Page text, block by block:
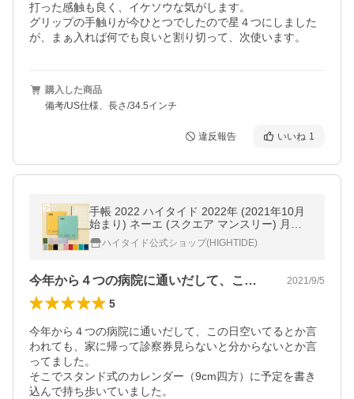
打った感触も良く、イケソウな気がします。
グリップの手触りが今ひとつでしたので星４つにしました
が、まぁ入れば何でも良いと割り切って、次使います。
購入した商品
備考/US仕様、長さ/34.5インチ
違反報告 いいね 1
手帳 2022 ハイタイド 2022年 (2021年10月
始まり) ネーエ (スクエア マンスリー) 月間
スケジュール帳
ハイタイド公式ショップ(HIGHTIDE)
今年から４つの病院に通いだして、この日… 2021/9/5
5
今年から４つの病院に通いだして、この日空いてるとか言
われても、家に帰って診察券見らないと分からないとか言
ってました。
そこでスタンド式のカレンダー（9cm四方）に予定を書き
込んで持ち歩いていました。